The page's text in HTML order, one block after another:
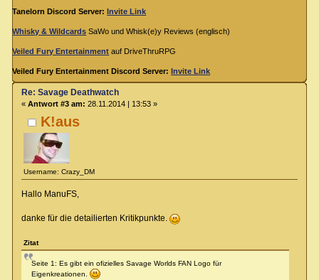
Tanelorn Discord Server:Invite Link
Whisky & Wildcards SaWo und Whisk(e)y Reviews (englisch)
Veiled Fury Entertainment auf DriveThruRPG
Veiled Fury Entertainment Discord Server:Invite Link
K!aus
Username: Crazy_DM
Re: Savage Deathwatch
« Antwort #3 am: 28.11.2014 | 13:53 »
Hallo ManuFS,
danke für die detailierten Kritikpunkte.
Zitat
Seite 1: Es gibt ein ofizielles Savage Worlds FAN Logo für
Eigenkreationen.